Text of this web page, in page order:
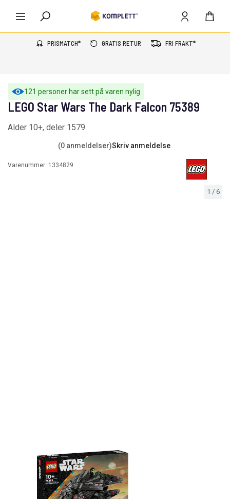
PRISMATCH* GRATIS RETUR FRI FRAKT*
121 personer har sett på varen nylig
1 / 6
LEGO Star Wars The Dark Falcon 75389
Alder 10+, deler 1579
(0 anmeldelser)Skriv anmeldelse
Varenummer: 1334829